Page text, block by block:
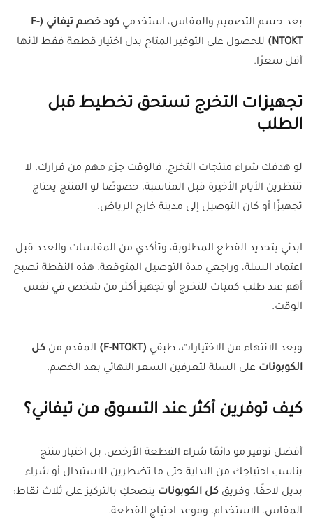
بعد حسم التصميم والمقاس، استخدمي
كود خصم تيفاني (F-
NTOKT)
للحصول على التوفير المتاح بدل اختيار قطعة فقط لأنها
أقل سعرًا.
تجهيزات التخرج تستحق تخطيط قبل
الطلب
لو هدفك شراء منتجات التخرج، فالوقت جزء مهم من قرارك. لا
تنتظرين الأيام الأخيرة قبل المناسبة، خصوصًا لو المنتج يحتاج
تجهيزًا أو كان التوصيل إلى مدينة خارج الرياض.
ابدئي بتحديد القطع المطلوبة، وتأكدي من المقاسات والعدد قبل
اعتماد السلة، وراجعي مدة التوصيل المتوقعة. هذه النقطة تصبح
أهم عند طلب كميات للتخرج أو تجهيز أكثر من شخص في نفس
الوقت.
وبعد الانتهاء من الاختيارات، طبقي (F-NTOKT) المقدم من كل
الكوبونات على السلة لتعرفين السعر النهائي بعد الخصم.
كيف توفرين أكثر عند التسوق من تيفاني؟
أفضل توفير مو دائمًا شراء القطعة الأرخص، بل اختيار منتج
يناسب احتياجك من البداية حتى ما تضطرين للاستبدال أو شراء
بديل لاحقًا. وفريق كل الكوبونات ينصحكِ بالتركيز على ثلاث نقاط:
المقاس، الاستخدام، وموعد احتياج القطعة.